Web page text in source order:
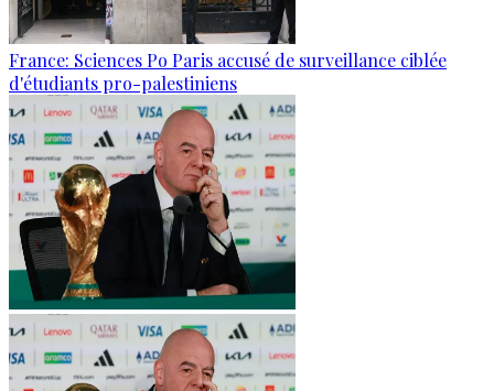
France: Sciences Po Paris accusé de surveillance ciblée
d'étudiants pro-palestiniens